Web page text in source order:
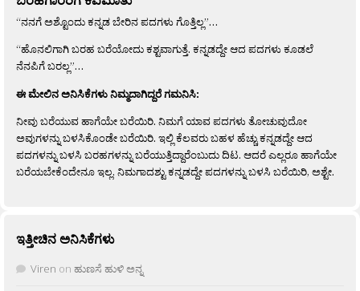
“ನನಗೆ ಅಶ್ಟೊಂದು ಕನ್ನಡ ಬೇರಿನ ಪದಗಳು ಗೊತ್ತಿಲ್ಲ”…
“ಹೊನಲಿಗಾಗಿ ಬರಹ ಬರೆಯೋದು ಕಶ್ಟವಾಗುತ್ತೆ. ಕನ್ನಡದ್ದೇ ಆದ ಪದಗಳು ಕೂಡಲೆ
ನೆನಪಿಗೆ ಬರಲ್ಲ”…
ಈ ಮೇಲಿನ ಅನಿಸಿಕೆಗಳು ನಿಮ್ಮದಾಗಿದ್ದರೆ ಗಮನಿಸಿ:
ನೀವು ಬರೆಯುವ ಹಾಗೆಯೇ ಬರೆಯಿರಿ. ನಿಮಗೆ ಯಾವ ಪದಗಳು ತೋಚುವುದೋ
ಅವುಗಳನ್ನು ಬಳಸಿಕೊಂಡೇ ಬರೆಯಿರಿ. ಇಲ್ಲಿ ಕೆಲವರು ಬಹಳ ಹೆಚ್ಚು ಕನ್ನಡದ್ದೇ ಆದ
ಪದಗಳನ್ನು ಬಳಸಿ ಬರಹಗಳನ್ನು ಬರೆಯುತ್ತಿದ್ದಾರೆಂಬುದು ದಿಟ. ಆದರೆ ಎಲ್ಲರೂ ಹಾಗೆಯೇ
ಬರೆಯಬೇಕೆಂದೇನೂ ಇಲ್ಲ. ನಿಮಗಾದಶ್ಟು ಕನ್ನಡದ್ದೇ ಪದಗಳನ್ನು ಬಳಸಿ ಬರೆಯಿರಿ, ಅಶ್ಟೇ.
ಇತ್ತೀಚಿನ ಅನಿಸಿಕೆಗಳು
Viren on ಹುಣಸೆ ಹುಳಿ ಅನ್ನ